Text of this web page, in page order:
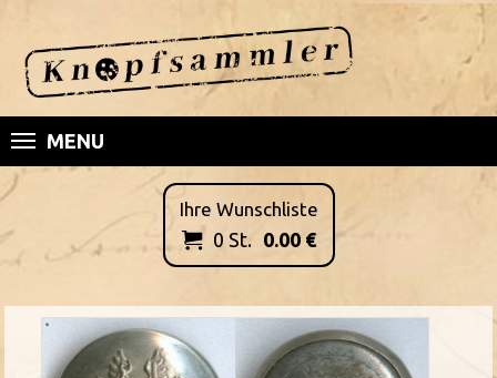
MENU
Ihre Wunschliste
 0 St. 0.00€